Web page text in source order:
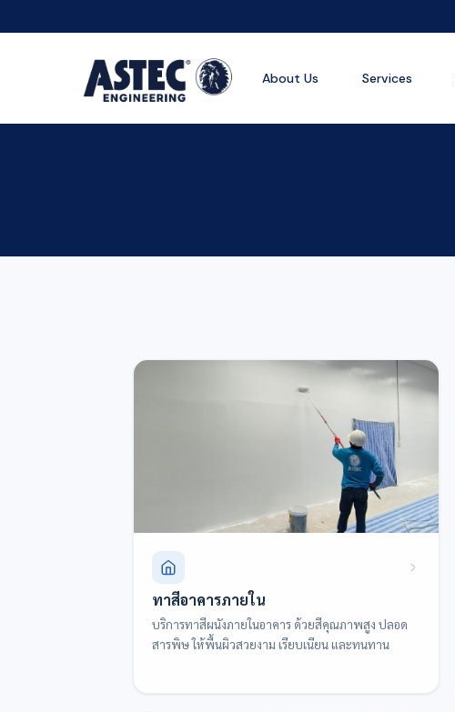
About Us Services
ทาสีอาคารภายใน
บริการทาสีผนังภายในอาคาร ด้วยสีคุณภาพสูง ปลอด
สารพิษ ให้พื้นผิวสวยงาม เรียบเนียน และทนทาน